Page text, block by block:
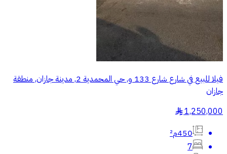
فيلا للبيع في شارع شارع 133 و, حي المحمدية 2, مدينة جازان, منطقة
جازان
1,250,000
§
450م²
7